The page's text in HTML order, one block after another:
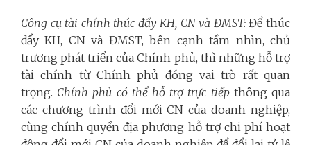
Công cụ tài chính thúc đẩy KH, CN và ĐMST:Để thúc
đẩy KH, CN và ĐMST, bên cạnh tầm nhìn, chủ
trương phát triển của Chính phủ, thì những hỗ trợ
tài chính từ Chính phủ đóng vai trò rất quan
trọng. Chính phủ có thể hỗ trợ trực tiếp thông qua
các chương trình đổi mới CN của doanh nghiệp,
cùng chính quyền địa phương hỗ trợ chi phí hoạt